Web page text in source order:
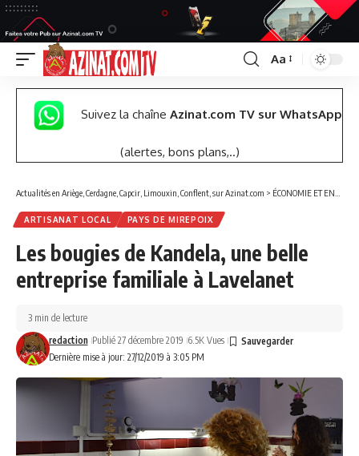
Font
Resizer
Aa
Suivez la chaîne Azinat.com TV sur WhatsApp
(alertes, bons plans,..)
Actualités en Ariège, Cerdagne, Capcir, Limouxin, Conflent, sur Azinat.com > ÉCONOMIE ET ENTREPRISES
ARTISANAT LOCAL PAYS DE MIREPOIX
Les bougies de Kandela, une belle
entreprise familiale à Lavelanet
Dernière mise à jour: 27/12/2019 à 3:05 PM
redaction Publié 27 décembre 2019 6.5K Vues
3 min de lecture